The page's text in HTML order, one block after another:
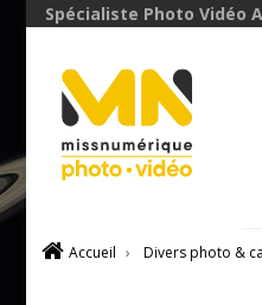
Spécialiste Photo Vidéo
Accueil › Divers photo &